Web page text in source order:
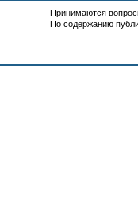
Принимаются
По содержанию